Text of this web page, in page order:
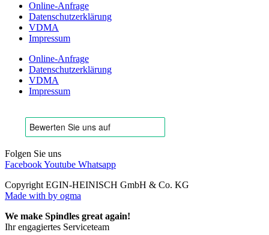
Online-Anfrage
Datenschutzerklärung
VDMA
Impressum
Online-Anfrage
Datenschutzerklärung
VDMA
Impressum
Folgen Sie uns
FacebookYoutube Whatsapp
Copyright EGIN-HEINISCH GmbH & Co. KG
Made with by ogma
We make Spindles great again!
Ihr engagiertes Serviceteam